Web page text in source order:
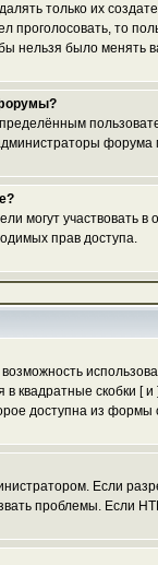
только их
проголосовать, то
нельзя было менять
форума
могут участвовать
прав доступа.
в квадратные скобки
доступна из
Если
проблемы. Если